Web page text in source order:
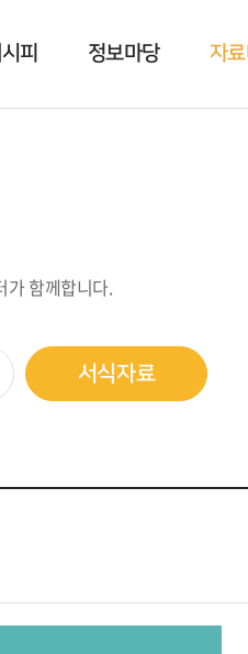
피 정보마당 자
가 함께합니다.
서식자료